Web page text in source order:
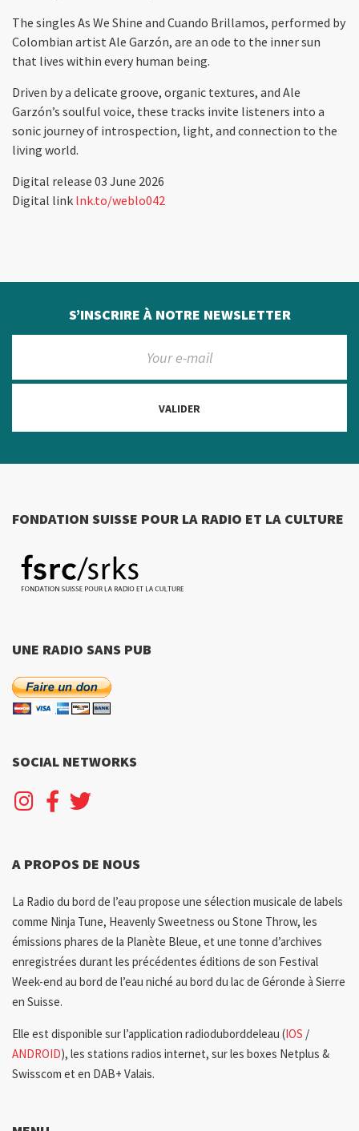
The singles As We Shine and Cuando Brillamos, performed by
Colombian artist Ale Garzón, are an ode to the inner sun
that lives within every human being.
Driven by a delicate groove, organic textures, and Ale
Garzón’s soulful voice, these tracks invite listeners into a
sonic journey of introspection, light, and connection to the
living world.
Digital release 03 June 2026
Digital link lnk.to/weblo042
S’INSCRIRE À NOTRE NEWSLETTER
VALIDER
FONDATION SUISSE POUR LA RADIO ET LA CULTURE
UNE RADIO SANS PUB
SOCIAL NETWORKS
A PROPOS DE NOUS
La Radio du bord de l’eau propose une sélection musicale de labels
comme Ninja Tune, Heavenly Sweetness ou Stone Throw, les
émissions phares de la Planète Bleue, et une tonne d’archives
enregistrées durant les précédentes éditions de son Festival
Week-end au bord de l’eau niché au bord du lac de Géronde à Sierre
en Suisse.
Elle est disponible sur l’application radioduborddeleau (IOS /
ANDROID), les stations radios internet, sur les boxes Netplus &
Swisscom et en DAB+ Valais.